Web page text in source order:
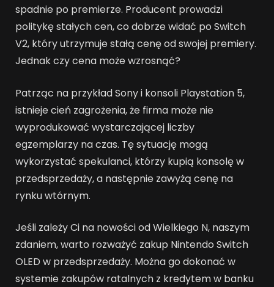
spadnie po premierze. Producent prowadzi
politykę stałych cen, co dobrze widać po Switch
V2, który utrzymuje stałą cenę od swojej premiery.
Jednak czy cena może wzrosnąć?
Patrząc na przykład Sony i konsoli Playstation 5,
istnieje cień zagrożenia, że firma może nie
wyprodukować wystarczającej liczby
egzemplarzy na czas. Tę sytuację mogą
wykorzystać spekulanci, którzy kupią konsolę w
przedsprzedaży, a następnie zawyżą cenę na
rynku wtórnym.
Jeśli zależy Ci na nowości od Wielkiego N, naszym
zdaniem, warto rozważyć zakup Nintendo Switch
OLED w przedsprzedaży. Można go dokonać w
systemie zakupów ratalnych z kredytem w banku